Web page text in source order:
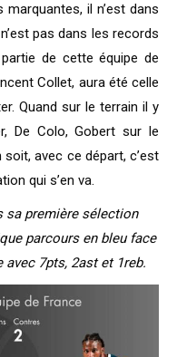
il n’est dans
pas dans les records
de cette équipe de
Collet, aura été celle
Quand sur le terrain il y
De Colo, Gobert sur le
avec ce départ, c’est
qui s’en va.
sa première sélection
parcours en bleu face
avec 7pts, 2ast et 1reb.